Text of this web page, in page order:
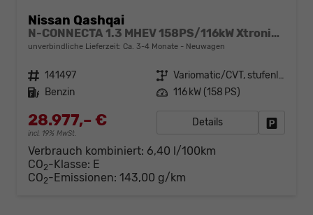
Nissan Qashqai
N-CONNECTA 1.3 MHEV 158PS/116kW Xtronic 2026
unverbindliche Lieferzeit: Ca. 3-4 Monate Neuwagen
Fahrzeugnr. 141497 Getriebe
Variomatic/CVT, stufenlos
Kraftstoff Benzin Leistung 116 kW (158 PS)
28.977,– €
incl. 19% MwSt.
Details
Verbrauch kombiniert: 6,40 l/100km
CO2-Klasse: E
CO2-Emissionen: 143,00 g/km